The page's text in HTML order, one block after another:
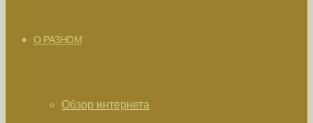
О РАЗНОМ
Обзор интернета